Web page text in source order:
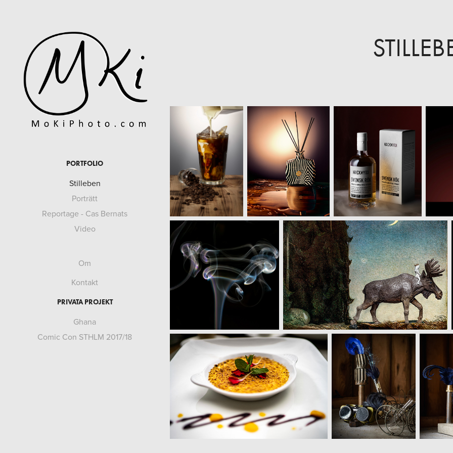
PORTFOLIO
Stilleben
Porträtt
Reportage - Cas Bernats
Video
Om
Kontakt
PRIVATA PROJEKT
Ghana
Comic Con STHLM 2017/18